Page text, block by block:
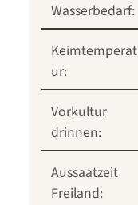
Wasserbedarf:
Keimtemperat
ur:
Vorkultur
drinnen:
Aussaatzeit
Freiland: